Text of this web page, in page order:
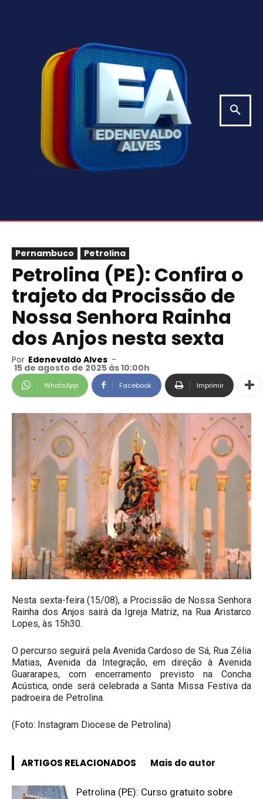
Pernambuco Petrolina
Petrolina (PE): Confira o
trajeto da Procissão de
Nossa Senhora Rainha
dos Anjos nesta sexta
Por Edenevaldo Alves -
15 de agosto de 2025 às 10:00h
WhatsApp Facebook Imprimir
Nesta sexta-feira (15/08), a Procissão de Nossa Senhora
Rainha dos Anjos sairá da Igreja Matriz, na Rua Aristarco
Lopes, às 15h30.
O percurso seguirá pela Avenida Cardoso de Sá, Rua Zélia
Matias, Avenida da Integração, em direção à Avenida
Guararapes, com encerramento previsto na Concha
Acústica, onde será celebrada a Santa Missa Festiva da
padroeira de Petrolina.
(Foto: Instagram Diocese de Petrolina)
ARTIGOS RELACIONADOS Mais do autor
Petrolina (PE): Curso gratuito sobre